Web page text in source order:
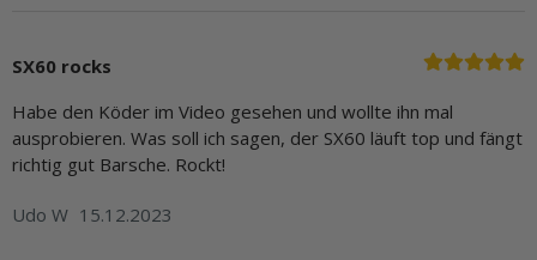
SX60 rocks
Habe den Köder im Video gesehen und wollte ihn mal
ausprobieren. Was soll ich sagen, der SX60 läuft top und fängt
richtig gut Barsche. Rockt!
Udo W 15.12.2023